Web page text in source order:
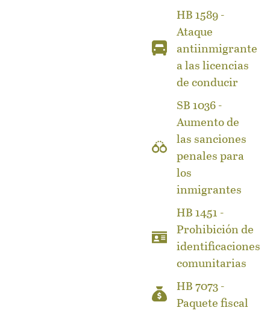
HB 1589 -
Ataque
antiinmigrante
a las licencias
de conducir
SB 1036 -
Aumento de
las sanciones
penales para
los
inmigrantes
HB 1451 -
Prohibición de
identificaciones
comunitarias
HB 7073 -
Paquete fiscal